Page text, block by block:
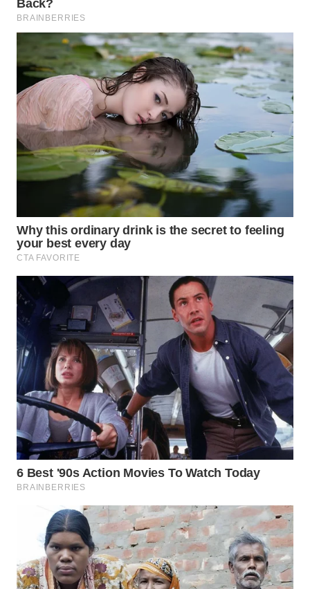
DANAU
TOBA
WN
NIAS
WN
LANGKAT
WN
TAPANULI
WN
TANJUNG
LESUNG
KARO
WN
SIMALUNGUN
WN
LABUHANBATU
WN
TAPANULI
TENGAH
WN DELI
SERDANG
WN
TEBING